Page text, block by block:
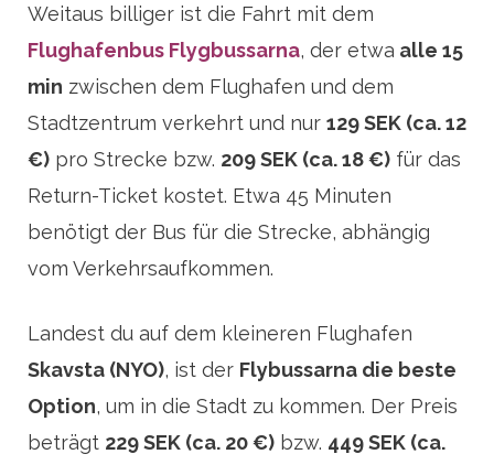
Weitaus billiger ist die Fahrt mit dem
Flughafenbus Flygbussarna, der etwa alle 15
min zwischen dem Flughafen und dem
Stadtzentrum verkehrt und nur 129 SEK (ca. 12
€) pro Strecke bzw. 209 SEK (ca. 18 €) für das
Return-Ticket kostet. Etwa 45 Minuten
benötigt der Bus für die Strecke, abhängig
vom Verkehrsaufkommen.
Landest du auf dem kleineren Flughafen
Skavsta (NYO), ist der Flybussarna die beste
Option, um in die Stadt zu kommen. Der Preis
beträgt 229 SEK (ca. 20 €) bzw. 449 SEK (ca.